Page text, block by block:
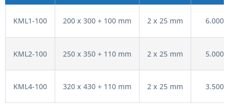
KML1-100 200 x 300 + 100 mm 2 x 25 mm 6.000
KML2-100 250 x 350 + 110 mm 2 x 25 mm 5.000
KML4-100 320 x 430 + 110 mm 2 x 25 mm 3.500